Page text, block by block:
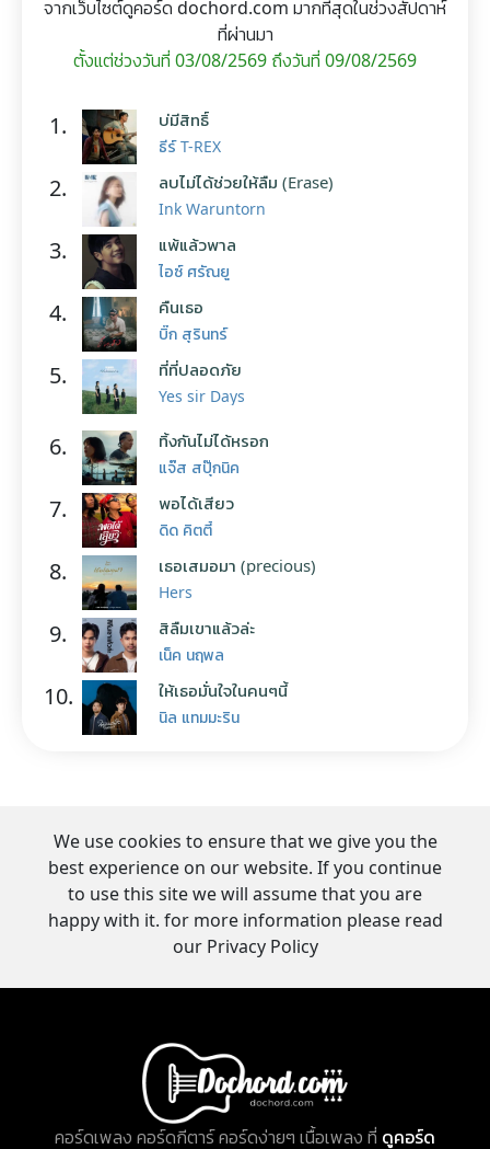
จากเว็บไซต์ดูคอร์ด dochord.com มากที่สุดในช่วงสัปดาห์
ที่ผ่านมา
ตั้งแต่ช่วงวันที่ 03/08/2569 ถึงวันที่ 09/08/2569
1. บ่มีสิทธิ์
ธีร์ T-REX
2. ลบไม่ได้ช่วยให้ลืม (Erase)
Ink Waruntorn
3. แพ้แล้วพาล
ไอซ์ ศรัณยู
4. คืนเธอ
บิ๊ก สุรินทร์
5. ที่ที่ปลอดภัย
Yes sir Days
6. ทิ้งกันไม่ได้หรอก
แจ๊ส สปุ๊กนิค
7. พอได้เสียว
ดิด คิตตี้
8. เธอเสมอมา (precious)
Hers
9. สิลืมเขาแล้วล่ะ
เน็ค นฤพล
10. ให้เธอมั่นใจในคนๆนี้
นิล แทมมะริน
We use cookies to ensure that we give you the
best experience on our website. If you continue
to use this site we will assume that you are
happy with it. for more information please read
our Privacy Policy
คอร์ดเพลง คอร์ดกีตาร์ คอร์ดง่ายๆ เนื้อเพลง ที่ ดูคอร์ด